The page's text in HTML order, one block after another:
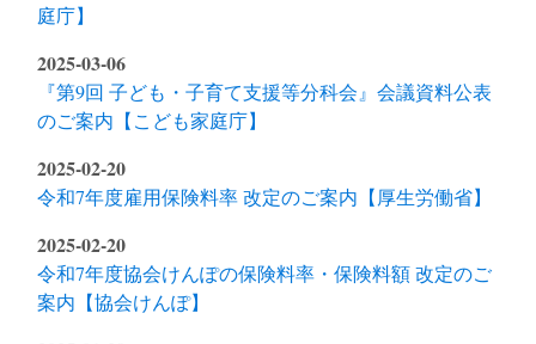
庭庁】
2025-03-06
『第9回 子ども・子育て支援等分科会』会議資料公表
のご案内【こども家庭庁】
2025-02-20
令和7年度雇用保険料率 改定のご案内【厚生労働省】
2025-02-20
令和7年度協会けんぽの保険料率・保険料額 改定のご
案内【協会けんぽ】